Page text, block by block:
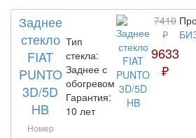
Заднее
стекло
FIAT
PUNTO
3D/5D
HB
Номер
Тип
стекла:
Заднее с
обогревом
Гарантия:
10 лет
7410
₽
9633
₽